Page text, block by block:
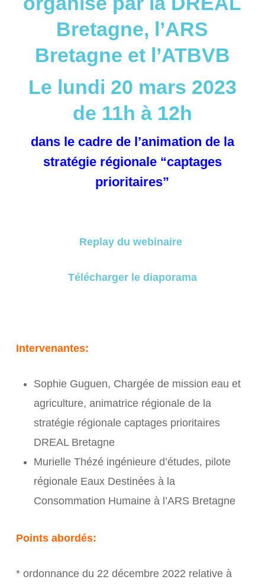
Bretagne, l’ARS
Bretagne et l’ATBVB
Le lundi 20 mars 2023
de 11h à 12h
dans le cadre de l’animation de la
stratégie régionale “captages
prioritaires”
Replay du webinaire
Télécharger le diaporama
Intervenantes:
Sophie Guguen, Chargée de mission eau et
agriculture, animatrice régionale de la
stratégie régionale captages prioritaires
DREAL Bretagne
Murielle Thézé ingénieure d’études, pilote
régionale Eaux Destinées à la
Consommation Humaine à l’ARS Bretagne
Points abordés:
* ordonnance du 22 décembre 2022 relative à